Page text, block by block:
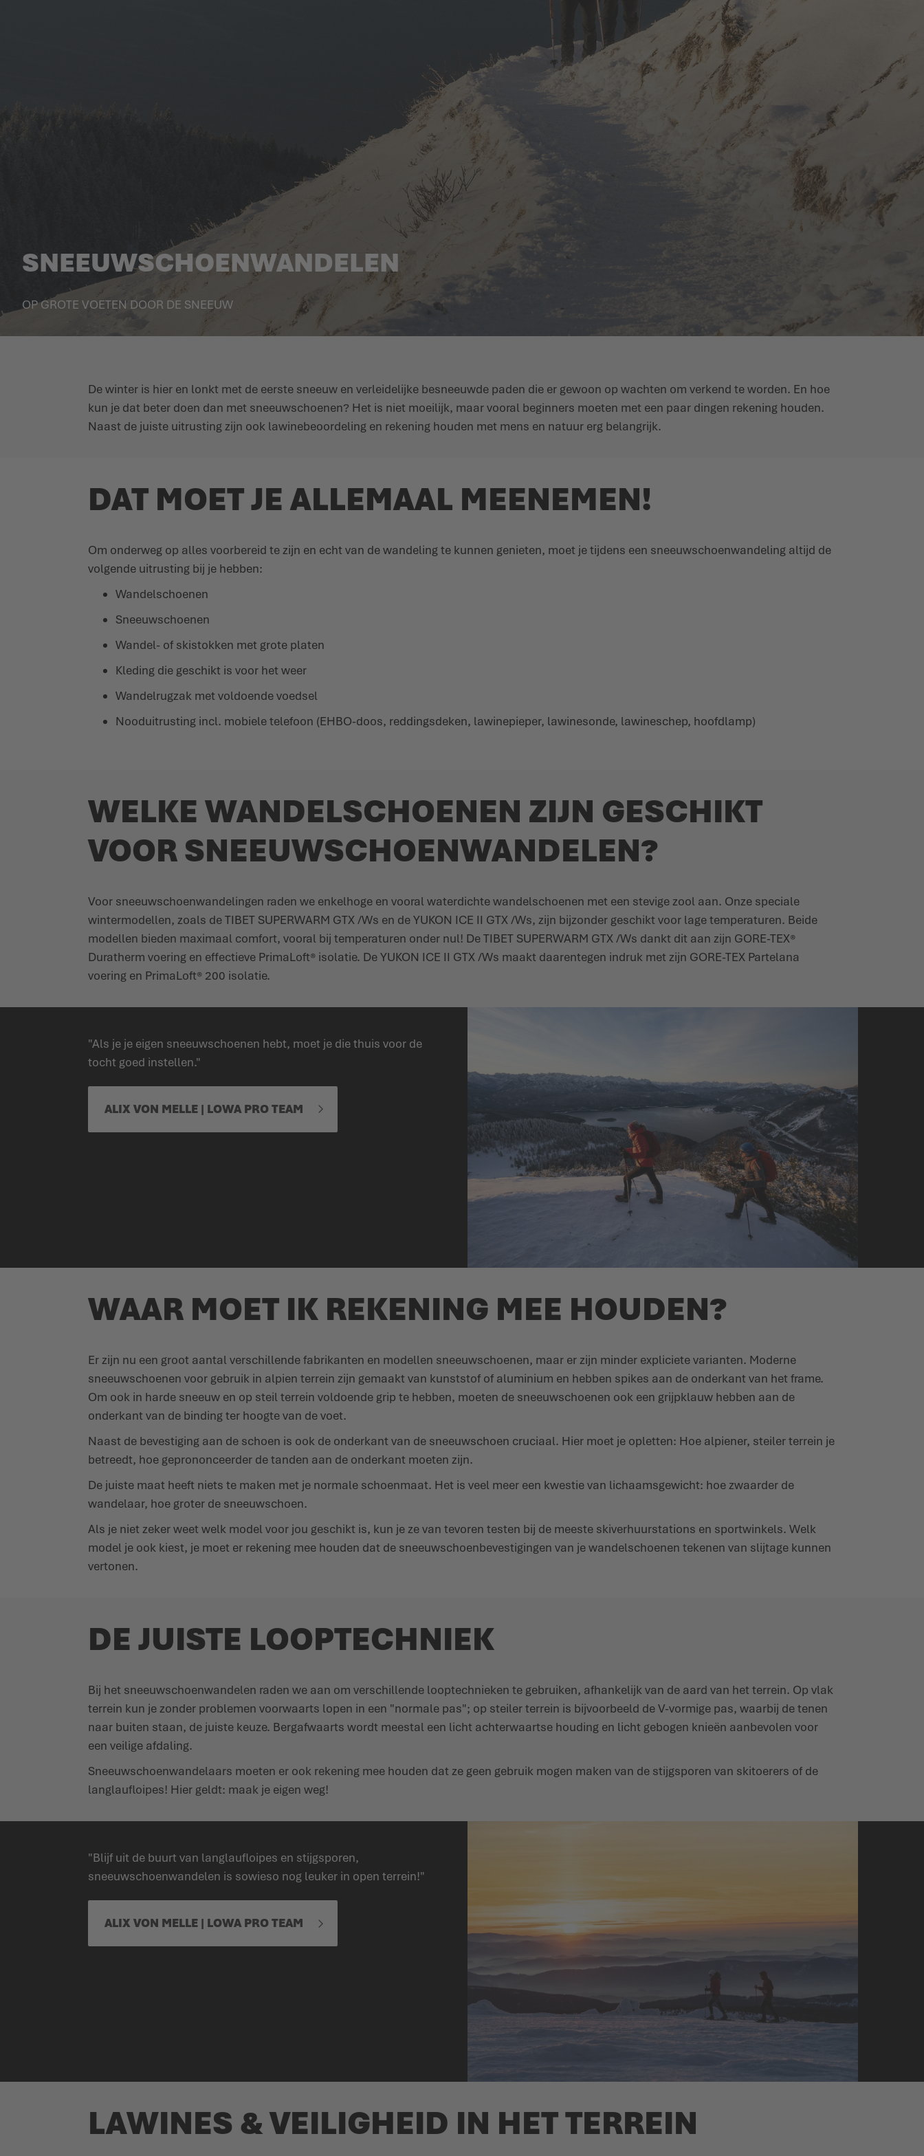
SNEEUWSCHOENWANDELEN
OP GROTE VOETEN DOOR DE SNEEUW
De winter is hier en lonkt met de eerste sneeuw en verleidelijke besneeuwde paden die er gewoon op wachten om verkend te worden. En hoe
kun je dat beter doen dan met sneeuwschoenen? Het is niet moeilijk, maar vooral beginners moeten met een paar dingen rekening houden.
Naast de juiste uitrusting zijn ook lawinebeoordeling en rekening houden met mens en natuur erg belangrijk.
DAT MOET JE ALLEMAAL MEENEMEN!
Om onderweg op alles voorbereid te zijn en echt van de wandeling te kunnen genieten, moet je tijdens een sneeuwschoenwandeling altijd de
volgende uitrusting bij je hebben:
Wandelschoenen
Sneeuwschoenen
Wandel- of skistokken met grote platen
Kleding die geschikt is voor het weer
Wandelrugzak met voldoende voedsel
Nooduitrusting incl. mobiele telefoon (EHBO-doos, reddingsdeken, lawinepieper, lawinesonde, lawineschep, hoofdlamp)
WELKE WANDELSCHOENEN ZIJN GESCHIKT
VOOR SNEEUWSCHOENWANDELEN?
Voor sneeuwschoenwandelingen raden we enkelhoge en vooral waterdichte wandelschoenen met een stevige zool aan. Onze speciale
wintermodellen, zoals de TIBET SUPERWARM GTX /Ws en de YUKON ICE II GTX /Ws, zijn bijzonder geschikt voor lage temperaturen. Beide
modellen bieden maximaal comfort, vooral bij temperaturen onder nul! De TIBET SUPERWARM GTX /Ws dankt dit aan zijn GORE-TEX®
Duratherm voering en effectieve PrimaLoft® isolatie. De YUKON ICE II GTX /Ws maakt daarentegen indruk met zijn GORE-TEX Partelana
voering en PrimaLoft® 200 isolatie.
"Als je je eigen sneeuwschoenen hebt, moet je die thuis voor de
tocht goed instellen."
ALIX VON MELLE | LOWA PRO TEAM
WAAR MOET IK REKENING MEE HOUDEN?
Er zijn nu een groot aantal verschillende fabrikanten en modellen sneeuwschoenen, maar er zijn minder expliciete varianten. Moderne
sneeuwschoenen voor gebruik in alpien terrein zijn gemaakt van kunststof of aluminium en hebben spikes aan de onderkant van het frame.
Om ook in harde sneeuw en op steil terrein voldoende grip te hebben, moeten de sneeuwschoenen ook een grijpklauw hebben aan de
onderkant van de binding ter hoogte van de voet.
Naast de bevestiging aan de schoen is ook de onderkant van de sneeuwschoen cruciaal. Hier moet je opletten: Hoe alpiener, steiler terrein je
betreedt, hoe geprononceerder de tanden aan de onderkant moeten zijn.
De juiste maat heeft niets te maken met je normale schoenmaat. Het is veel meer een kwestie van lichaamsgewicht: hoe zwaarder de
wandelaar, hoe groter de sneeuwschoen.
Als je niet zeker weet welk model voor jou geschikt is, kun je ze van tevoren testen bij de meeste skiverhuurstations en sportwinkels. Welk
model je ook kiest, je moet er rekening mee houden dat de sneeuwschoenbevestigingen van je wandelschoenen tekenen van slijtage kunnen
vertonen.
DE JUISTE LOOPTECHNIEK
Bij het sneeuwschoenwandelen raden we aan om verschillende looptechnieken te gebruiken, afhankelijk van de aard van het terrein. Op vlak
terrein kun je zonder problemen voorwaarts lopen in een "normale pas"; op steiler terrein is bijvoorbeeld de V-vormige pas, waarbij de tenen
naar buiten staan, de juiste keuze. Bergafwaarts wordt meestal een licht achterwaartse houding en licht gebogen knieën aanbevolen voor
een veilige afdaling.
Sneeuwschoenwandelaars moeten er ook rekening mee houden dat ze geen gebruik mogen maken van de stijgsporen van skitoerers of de
langlaufloipes! Hier geldt: maak je eigen weg!
"Blijf uit de buurt van langlaufloipes en stijgsporen,
sneeuwschoenwandelen is sowieso nog leuker in open terrein!"
ALIX VON MELLE | LOWA PRO TEAM
LAWINES & VEILIGHEID IN HET TERREIN